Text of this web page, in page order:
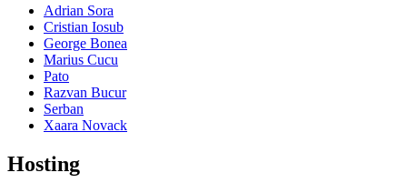
Adrian Sora
Cristian Iosub
George Bonea
Marius Cucu
Pato
Razvan Bucur
Serban
Xaara Novack
Hosting